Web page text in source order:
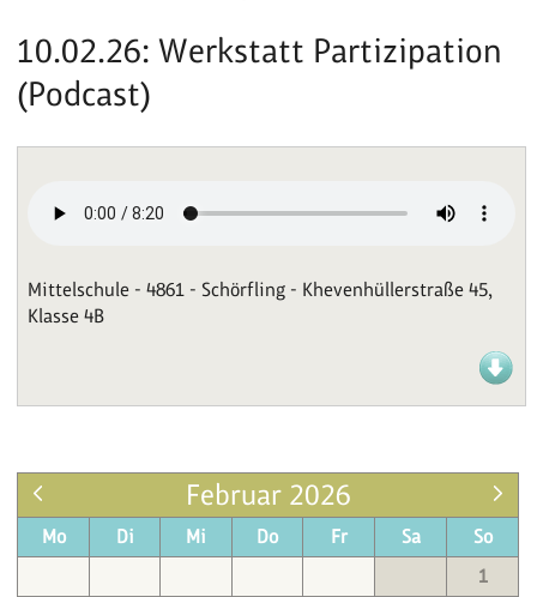
10.02.26: Werkstatt Partizipation
(Podcast)
Mittelschule - 4861 - Schörfling - Khevenhüllerstraße 45,
Klasse 4B
Februar 2026
Mo Di Mi Do Fr Sa
So
1